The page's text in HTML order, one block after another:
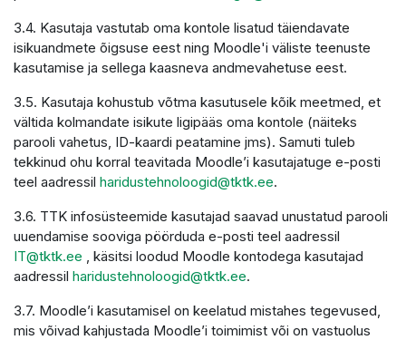
3.4. Kasutaja vastutab oma kontole lisatud täiendavate
isikuandmete õigsuse eest ning Moodle'i väliste teenuste
kasutamise ja sellega kaasneva andmevahetuse eest.
3.5. Kasutaja kohustub võtma kasutusele kõik meetmed, et
vältida kolmandate isikute ligipääs oma kontole (näiteks
parooli vahetus, ID-kaardi peatamine jms). Samuti tuleb
tekkinud ohu korral teavitada Moodle’i kasutajatuge e-posti
teel aadressil haridustehnoloogid@tktk.ee.
3.6. TTK infosüsteemide kasutajad saavad unustatud parooli
uuendamise sooviga pöörduda e-posti teel aadressil
IT@tktk.ee , käsitsi loodud Moodle kontodega kasutajad
aadressil haridustehnoloogid@tktk.ee.
3.7. Moodle’i kasutamisel on keelatud mistahes tegevused,
mis võivad kahjustada Moodle’i toimimist või on vastuolus